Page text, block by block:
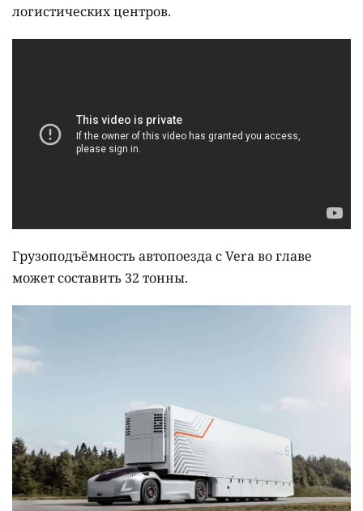
логистических центров.
Грузоподъёмность автопоезда с Vera во главе
может составить 32 тонны.